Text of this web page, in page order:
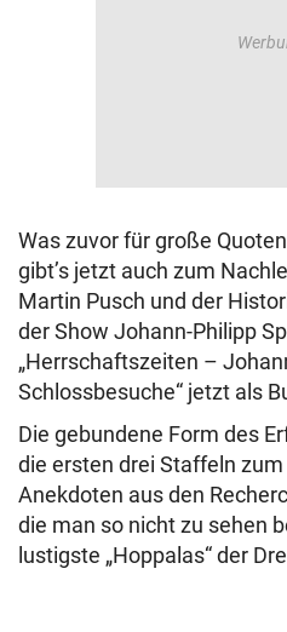
Was zuvor für große
gibt’s jetzt auch zum
Martin Pusch und der
der Show Johann-Philipp
„Herrschaftszeiten –
Schlossbesuche“ jetzt als
Die gebundene Form des
die ersten drei Staffeln
Anekdoten aus den
die man so nicht zu sehen
lustigste „Hoppalas“ der